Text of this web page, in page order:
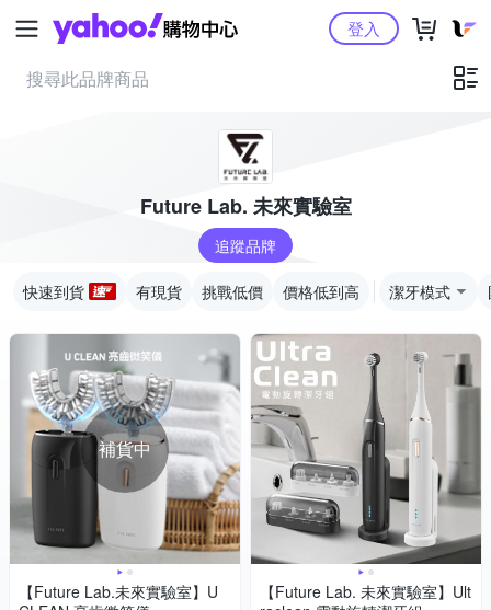
Yahoo購物中心登入
Future Lab. 未來實驗室
追蹤品牌
快速到貨 有現貨 挑戰低價 價格低到高 潔牙模式
補貨中
【Future Lab.未來實驗室】U
【Future Lab. 未來實驗室】Ult